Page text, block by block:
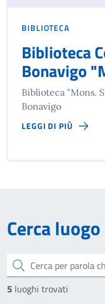
BIBLIOTECA
Biblioteca
Bonavigo
Biblioteca "Mons.
Bonavigo
LEGGI DI PIÙ
Cerca luogo
Cerca
5 luoghi trovati